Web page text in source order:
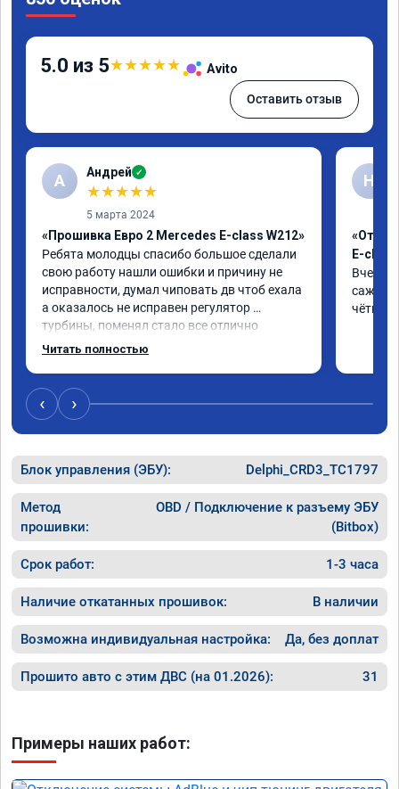
5.0 из 5★★★★★ Avito
Оставить отзыв
А Андрей ✓
★★★★★
5 марта 2024
«Прошивка Евро 2 Mercedes E-class W212»
Ребята молодцы спасибо большое сделали
свою работу нашли ошибки и причину не
исправности, думал чиповать дв чтоб ехала
а оказалось не исправен регулятор
турбины, поменял стало все отлично
Читать полностью
Н
E-class
Вчера
чётко.
‹ ›
Блок управления (ЭБУ): Delphi_CRD3_TC1797
Метод
прошивки:
OBD / Подключение к разъему ЭБУ
(Bitbox)
Срок работ: 1-3 часа
Наличие откатанных прошивок: В наличии
Возможна индивидуальная настройка: Да, без доплат
Прошито авто с этим ДВС (на 01.2026): 31
Примеры наших работ: